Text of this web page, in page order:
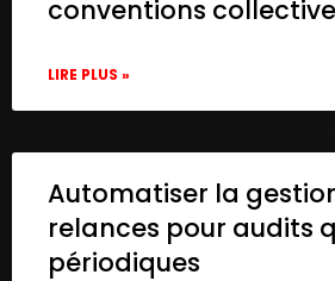
conventions
LIRE PLUS »
Automatiser la
relances pour audits
périodiques